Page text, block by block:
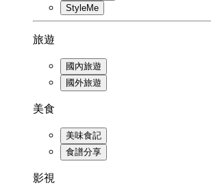
StyleMe
旅遊
國內旅遊
國外旅遊
美食
美味食記
食譜分享
影視